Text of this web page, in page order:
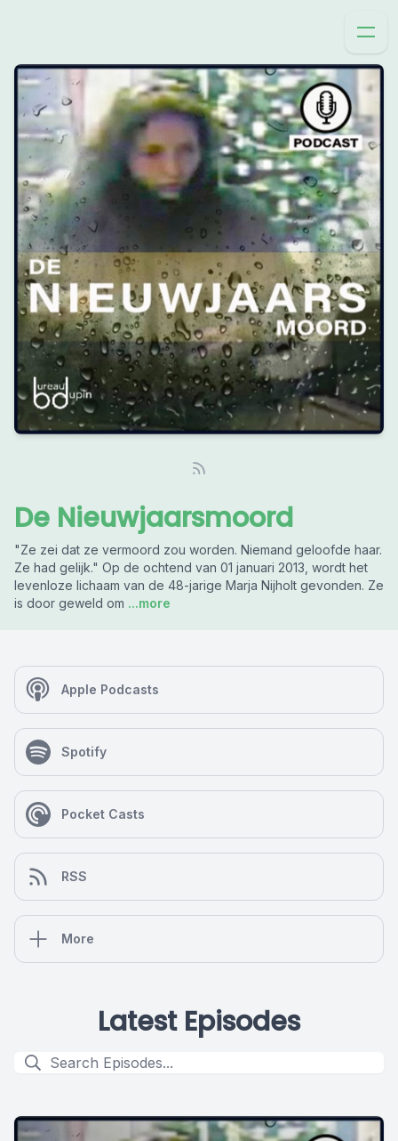
De Nieuwjaarsmoord
"Ze zei dat ze vermoord zou worden. Niemand geloofde haar.
Ze had gelijk." Op de ochtend van 01 januari 2013, wordt het
levenloze lichaam van de 48-jarige Marja Nijholt gevonden. Ze
is door geweld om ...more
Apple Podcasts
Spotify
Pocket Casts
RSS
More
Latest Episodes